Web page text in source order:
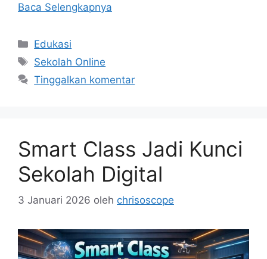
Baca Selengkapnya
Kategori
Edukasi
Tag
Sekolah Online
Tinggalkan komentar
Smart Class Jadi Kunci
Sekolah Digital
3 Januari 2026 oleh chrisoscope